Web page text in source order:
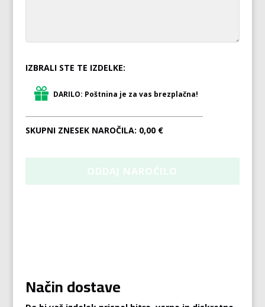
IZBRALI STE TE IZDELKE:
DARILO: Poštnina je za vas brezplačna!
SKUPNI ZNESEK NAROČILA: 0,00 €
Način dostave